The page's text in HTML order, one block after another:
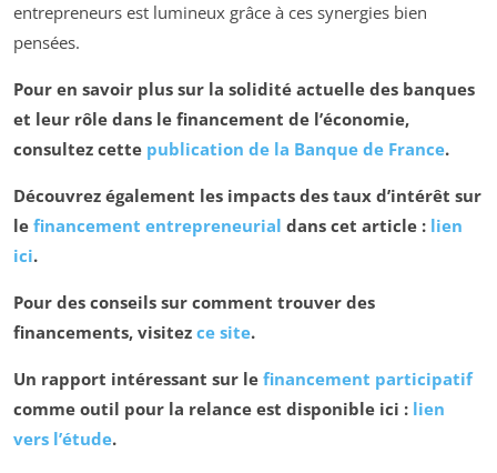
entrepreneurs est lumineux grâce à ces synergies bien
pensées.
Pour en savoir plus sur la solidité actuelle des banques
et leur rôle dans le financement de l’économie,
consultez cette publication de la Banque de France.
Découvrez également les impacts des taux d’intérêt sur
le financement entrepreneurial dans cet article : lien
ici.
Pour des conseils sur comment trouver des
financements, visitez ce site.
Un rapport intéressant sur le financement participatif
comme outil pour la relance est disponible ici : lien
vers l’étude.